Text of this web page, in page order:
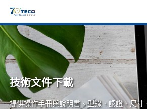
技術文件下載
提供操作手冊與說明書、型錄、認證、尺